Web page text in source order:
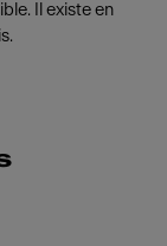
Il existe en